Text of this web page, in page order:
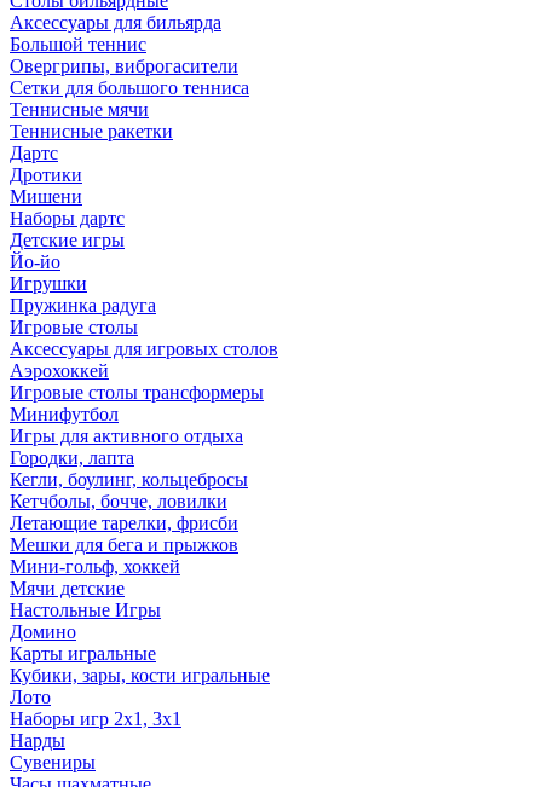
Аксессуары для бильярда
Большой теннис
Овергрипы, виброгасители
Сетки для большого тенниса
Теннисные мячи
Теннисные ракетки
Дартс
Дротики
Мишени
Наборы дартс
Детские игры
Йо-йо
Игрушки
Пружинка радуга
Игровые столы
Аксессуары для игровых столов
Аэрохоккей
Игровые столы трансформеры
Минифутбол
Игры для активного отдыха
Городки, лапта
Кегли, боулинг, кольцебросы
Кетчболы, бочче, ловилки
Летающие тарелки, фрисби
Мешки для бега и прыжков
Мини-гольф, хоккей
Мячи детские
Настольные Игры
Домино
Карты игральные
Кубики, зары, кости игральные
Лото
Наборы игр 2х1, 3х1
Нарды
Сувениры